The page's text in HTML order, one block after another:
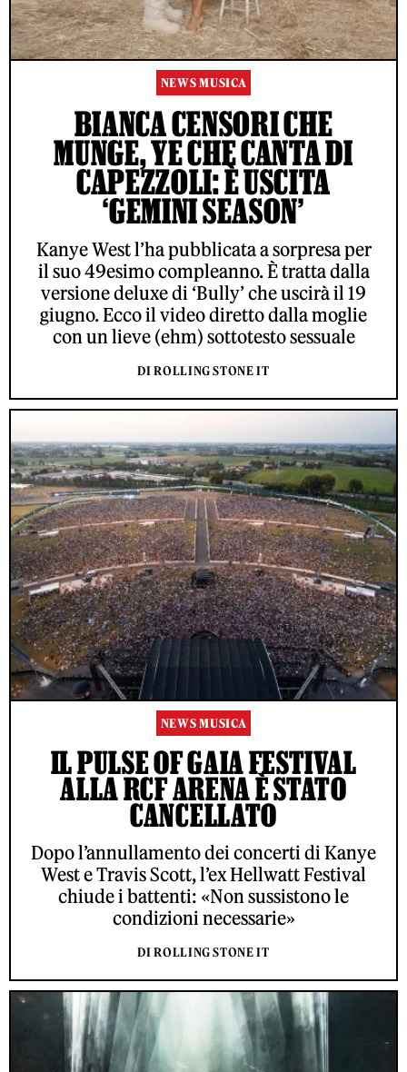
NEWS MUSICA
BIANCA CENSORI CHE
MUNGE, YE CHE CANTA DI
CAPEZZOLI: È USCITA
‘GEMINI SEASON’
Kanye West l’ha pubblicata a sorpresa per
il suo 49esimo compleanno. È tratta dalla
versione deluxe di ‘Bully’ che uscirà il 19
giugno. Ecco il video diretto dalla moglie
con un lieve (ehm) sottotesto sessuale
DI ROLLING STONE IT
NEWS MUSICA
IL PULSE OF GAIA FESTIVAL
ALLA RCF ARENA È STATO
CANCELLATO
Dopo l’annullamento dei concerti di Kanye
West e Travis Scott, l’ex Hellwatt Festival
chiude i battenti: «Non sussistono le
condizioni necessarie»
DI ROLLING STONE IT